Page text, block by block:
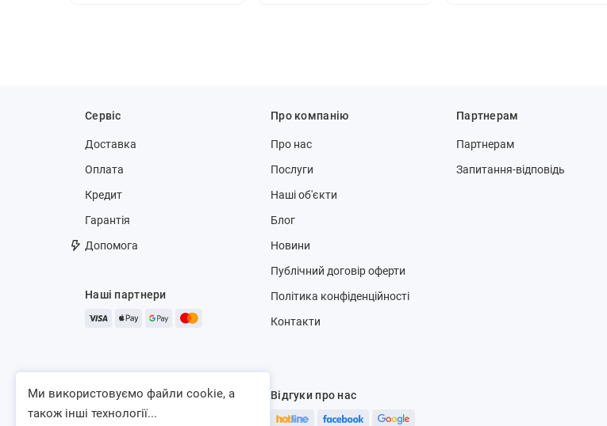
Сервіс
Доставка
Оплата
Кредит
Гарантія
Допомога
Наші партнери
Про компанію
Про нас
Послуги
Наші об'єкти
Блог
Новини
Публічний договір оферти
Політика конфіденційності
Контакти
Відгуки про нас
Партнерам
Партнерам
Запитання-відповідь
Ми використовуємо файли cookie, а
також інші технології...